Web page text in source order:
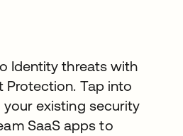
Identity threats with
Protection. Tap into
existing security
SaaS apps to